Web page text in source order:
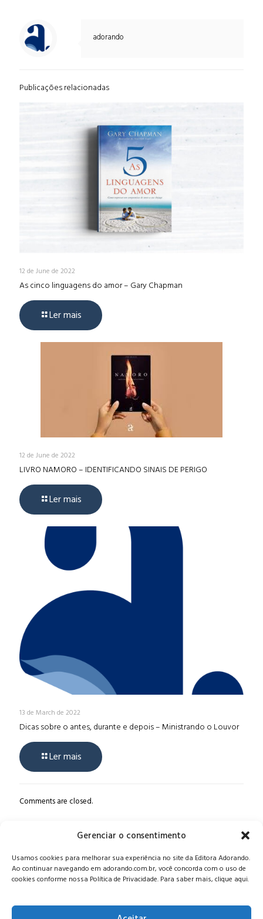
Gerenciar o consentimento
Usamos cookies para melhorar sua experiência no site da Editora Adorando.
Ao continuar navegando em adorando.com.br, você concorda com o uso de
cookies conforme nossa Política de Privacidade. Para saber mais, clique aqui.
adorando
Publicações relacionadas
12 de June de 2022
As cinco linguagens do amor – Gary Chapman
Ler mais
12 de June de 2022
LIVRO NAMORO – IDENTIFICANDO SINAIS DE PERIGO
Ler mais
13 de March de 2022
Dicas sobre o antes, durante e depois – Ministrando o Louvor
Ler mais
Comments are closed.
Alameda Oscar Niemeyer, 1033 – 7º Andar - Portaria 04, Vila da
Serra - Nova Lima/MG, CEP: 34006-065 - MG
CONTATO:editora@adorando.com.br